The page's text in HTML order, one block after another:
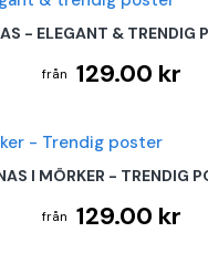
- ELEGANT & TRENDIG
129.00 kr
I MÖRKER - TRENDIG
129.00 kr